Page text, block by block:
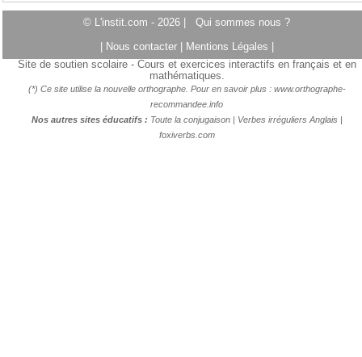
© L'instit.com - 2026 | Qui sommes nous ?
Nous contacter Mentions Légales
Site de soutien scolaire - Cours et exercices interactifs en français et en
mathématiques.
(*) Ce site utilise la nouvelle orthographe. Pour en savoir plus : www.orthographe-
recommandee.info
Nos autres sites éducatifs : Toute la conjugaison| Verbes irréguliers Anglais |
foxiverbs.com